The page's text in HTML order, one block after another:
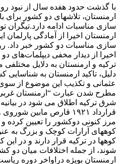
با گذشت حدود هفده سال از نبود
ارمنستان، تلاشهای دو کشور
سازی مناسبات ادامه دارد.تیگران
ارمنستان اخیرا از آمادگی
سازی مناسبات دو کشور خبر داد.
اخیرا از دیدار مخفی دیپلمات‌های
ترکیه و ارمنستان به دلایل
عثمانی و تکذیب این موضوع از
مطرح شدن عبارت “ارمنستان
شرق ترکیه اطلاق می شود در بیانیه
قرارداد ۱۹۲۱ قارص
مرز کنونی دوکشور را تعیین کرده و
کوههای آرارات کوچک و بزرگ به
کوهها در ترکیه قرار دارند و در
شوند، از جمله اختلافات میان دو
ارمنستان بویژه دراواخر دوره